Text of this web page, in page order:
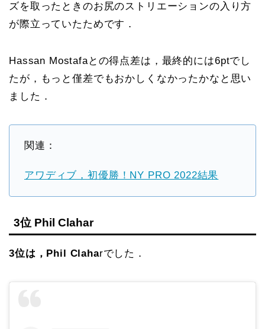
ズを取ったときのお尻のストリエーションの入り方
が際立っていたためです．
Hassan Mostafaとの得点差は，最終的には6ptでし
たが，もっと僅差でもおかしくなかったかなと思い
ました．
関連：
アワディブ，初優勝！NY PRO 2022結果
3位 Phil Clahar
3位は，Phil Claharでした．